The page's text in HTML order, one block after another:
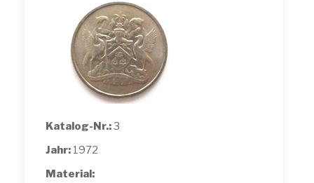
Katalog-Nr.:3
Jahr: 1972
Material: